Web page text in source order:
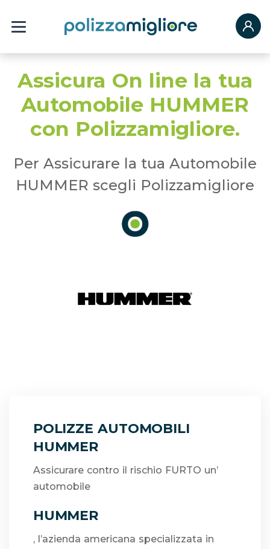
Assicura On line la tua
Automobile HUMMER
con Polizzamigliore.
Per Assicurare la tua Automobile
HUMMER scegli Polizzamigliore
POLIZZE AUTOMOBILI
HUMMER
Assicurare contro il rischio FURTO un’
automobile
HUMMER
, l’azienda americana specializzata in